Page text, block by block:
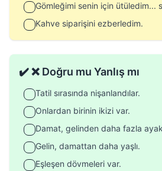
Gömleğimi senin için ütüledim...
Kahve siparişini ezberledim.
✔️ ❌ Doğru mu Yanlış mı
Tatil sırasında nişanlandılar.
Onlardan birinin ikizi var.
Damat, gelinden daha fazla
Gelin, damattan daha yaşlı.
Eşleşen dövmeleri var.